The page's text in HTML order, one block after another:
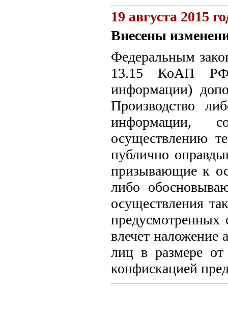
19 августа 2015
Внесены
Федеральным
13.15 КоАП РФ
информации)
Производство
информации,
осуществлению
публично
призывающие к
либо
осуществления
предусмотренных
влечет наложение
лиц в размере
конфискацией